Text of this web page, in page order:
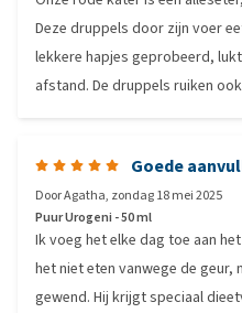
Deze druppels door zijn voer
lekkere hapjes geprobeerd,
afstand. De druppels ruiken
Goede
DoorAgatha, zondag 18 mei 2025
Puur Urogeni - 50 ml
Ik voeg het elke dag toe aan
het niet eten vanwege de geur,
gewend. Hij krijgt speciaal